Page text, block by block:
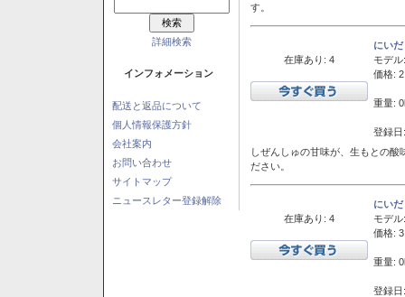
詳細検索
インフォメーション
配送と返品について
個人情報保護方針
会社案内
お問い合わせ
サイトマップ
ニュースレター登録解除
す。
在庫あり: 4
にい
モデル:
価格:
重量:
登録
しぜんしゅの甘味が、生もとの
ださい。
在庫あり: 4
にい
モデル:
価格:
重量:
登録